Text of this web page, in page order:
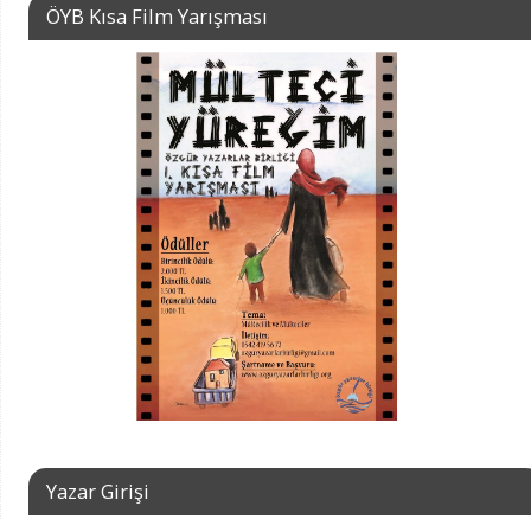
ÖYB Kısa Film Yarışması
Yazar Girişi